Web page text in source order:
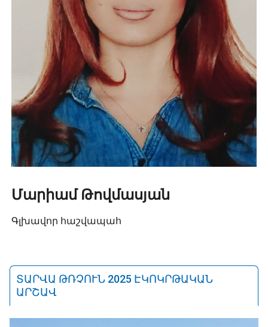
Մարիամ Թովմասյան
Գլխավոր հաշվապահ
ՏԱՐՎԱ ԹՌՉՈՒՆ 2025 ԷԿՈԿՐԹԱԿԱՆ
ԱՐՇԱՎ